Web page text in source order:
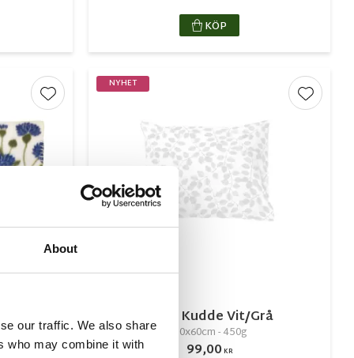
About
our traffic. We also share
who may combine it with
KÖP
Lägg till i favoriter
Sova Kudde Vit/Grå
50x60cm - 450g
99,00KR
NYHET
Lägg